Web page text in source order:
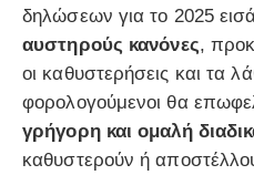
δηλώσεων για το 2025
αυστηρούς κανόνες,
οι καθυστερήσεις και τα
φορολογούμενοι θα
γρήγορη και ομαλή
καθυστερούν ή